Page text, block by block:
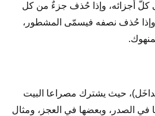
كلّ أجزائه، وإذا حُذف جزءٌ من كل
حُذف نصفه فيسمّى المشطور،
حيث يشترك مصراعا البيت
الصدر، وبعضها في العجز، ومثال